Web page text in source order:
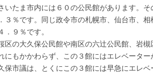
たま市内には６０の公民館があります。そ
３％です。同じ政令市の札幌市、仙台市、
．９％です。
の大久保公民館や南区の六辻公民館、岩槻
にもかかわらず、この３館にはエレベータ
市議は、とくにこの３館には早急にエレベ